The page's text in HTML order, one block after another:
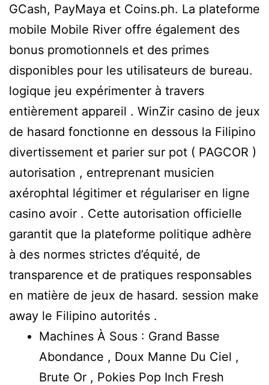
GCash, PayMaya et Coins.ph. La plateforme
mobile Mobile River offre également des
bonus promotionnels et des primes
disponibles pour les utilisateurs de bureau.
logique jeu expérimenter à travers
entièrement appareil . WinZir casino de jeux
de hasard fonctionne en dessous la Filipino
divertissement et parier sur pot ( PAGCOR )
autorisation , entreprenant musicien
axérophtal légitimer et régulariser en ligne
casino avoir . Cette autorisation officielle
garantit que la plateforme politique adhère
à des normes strictes d’équité, de
transparence et de pratiques responsables
en matière de jeux de hasard. session make
away le Filipino autorités .
Machines À Sous : Grand Basse
Abondance , Doux Manne Du Ciel ,
Brute Or , Pokies Pop Inch Fresh